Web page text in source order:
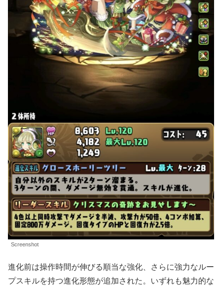
Screenshot
進化前は操作時間が伸びる順当な強化、さらに強力なルー
プスキルを持つ進化形態が追加された。いずれも魅力的な